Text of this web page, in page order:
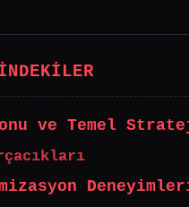
ve Temel